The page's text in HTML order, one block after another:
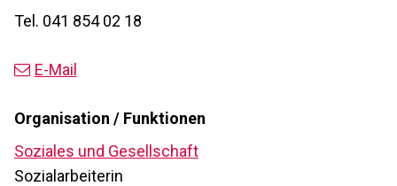
Tel. 041 854 02 18
E-Mail
Organisation / Funktionen
Soziales und Gesellschaft
Sozialarbeiterin